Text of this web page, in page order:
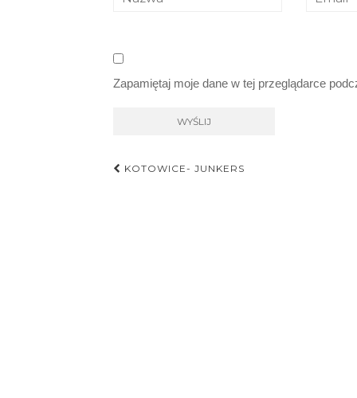
Zapamiętaj moje dane w tej przeglądarce
Nawigacja
KOTOWICE- JUNKERS